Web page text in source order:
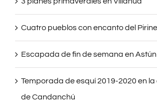
3 planes primaverales en Villanúa
Cuatro pueblos con encanto del
Escapada de fin de semana en Astún
Temporada de esquí 2019-2020 en la